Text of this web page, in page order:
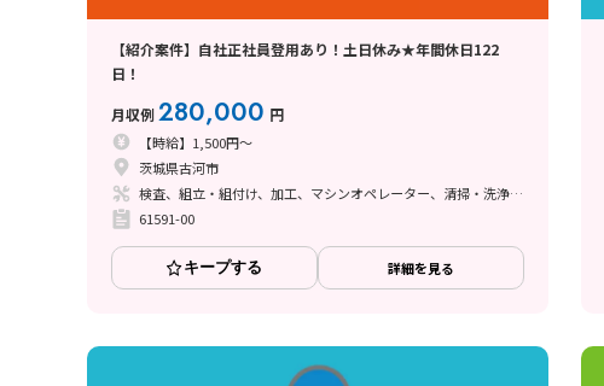
【紹介案件】自社正社員登用あり！土日休み★年間休日122
日！
月収例280,000 円
【時給】1,500円～
茨城県古河市
検査、組立・組付け、加工、マシンオペレーター、清掃・洗浄、溶接
61591-00
キープする 詳細を見る